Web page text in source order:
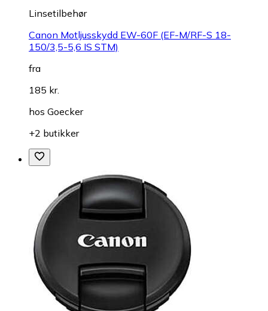
Linsetilbehør
Canon Motljusskydd EW-60F (EF-M/RF-S 18-
150/3,5-5,6 IS STM)
fra
185 kr.
hos Goecker
+2 butikker